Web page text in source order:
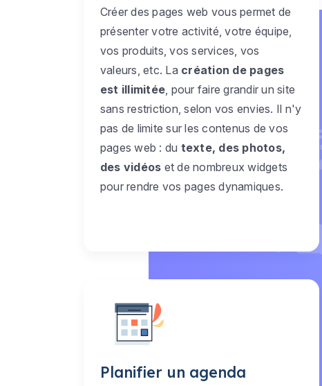
Créer des pages web vous permet de
présenter votre activité, votre équipe,
vos produits, vos services, vos
valeurs, etc. La création de pages
est illimitée , pour faire grandir un site
sans restriction, selon vos envies. Il n'y
pas de limite sur les contenus de vos
pages web : du texte, des photos,
des vidéos et de nombreux widgets
pour rendre vos pages dynamiques.
Planifier un agenda